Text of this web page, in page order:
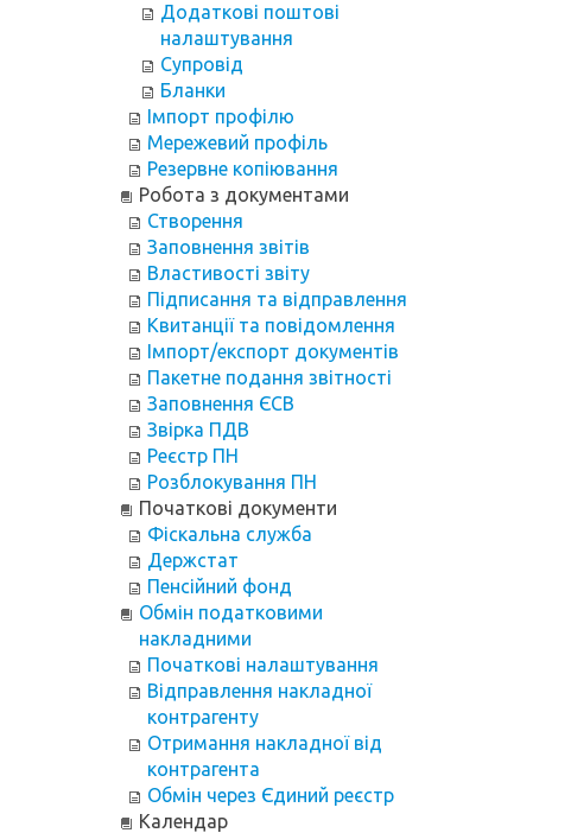
Додаткові поштові
налаштування
Супровід
Бланки
Імпорт профілю
Мережевий профіль
Резервне копіювання
Робота з документами
Створення
Заповнення звітів
Властивості звіту
Підписання та відправлення
Квитанції та повідомлення
Імпорт/експорт документів
Пакетне подання звітності
Заповнення ЄСВ
Звірка ПДВ
Реєстр ПН
Розблокування ПН
Початкові документи
Фіскальна служба
Держстат
Пенсійний фонд
Обмін податковими
накладними
Початкові налаштування
Відправлення накладної
контрагенту
Отримання накладної від
контрагента
Обмін через Єдиний реєстр
Календар